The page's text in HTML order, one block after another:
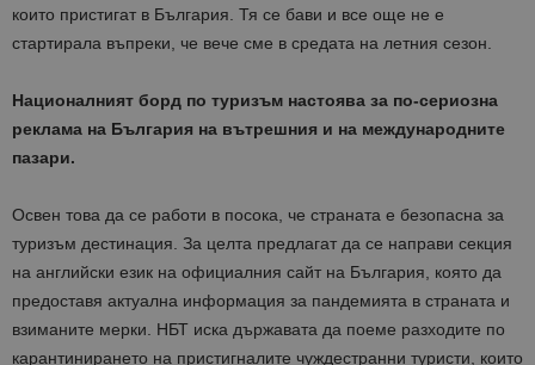
които пристигат в България. Тя се бави и все още не е
стартирала въпреки, че вече сме в средата на летния сезон.
Националният борд по туризъм настоява за по-сериозна
реклама на България на вътрешния и на международните
пазари.
Освен това да се работи в посока, че страната е безопасна за
туризъм дестинация. За целта предлагат да се направи секция
на английски език на официалния сайт на България, която да
предоставя актуална информация за пандемията в страната и
взиманите мерки. НБТ иска държавата да поеме разходите по
карантинирането на пристигналите чуждестранни туристи, които